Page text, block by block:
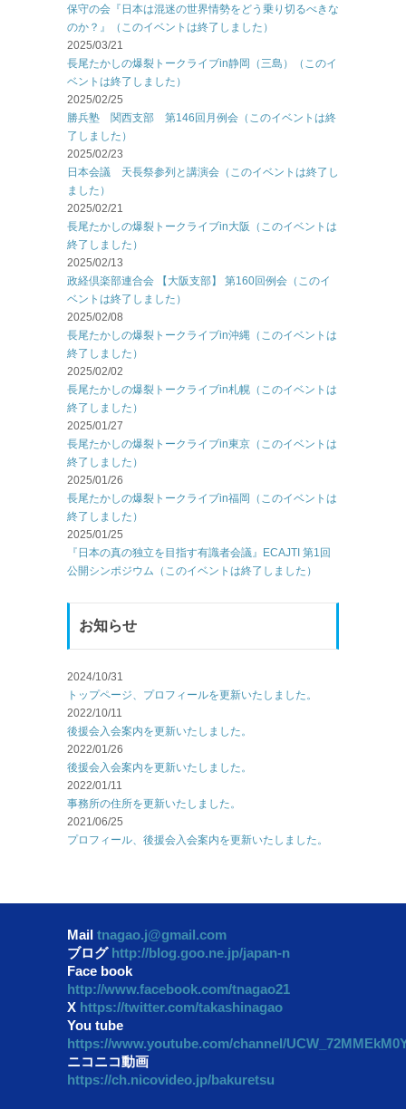
保守の会『日本は混迷の世界情勢をどう乗り切るべきな
のか？』（このイベントは終了しました）
2025/03/21
長尾たかしの爆裂トークライブin静岡（三島）（このイ
ベントは終了しました）
2025/02/25
勝兵塾 関西支部 第146回月例会（このイベントは終
了しました）
2025/02/23
日本会議 天長祭参列と講演会（このイベントは終了し
ました）
2025/02/21
長尾たかしの爆裂トークライブin大阪（このイベントは
終了しました）
2025/02/13
政経倶楽部連合会 【大阪支部】 第160回例会（このイ
ベントは終了しました）
2025/02/08
長尾たかしの爆裂トークライブin沖縄（このイベントは
終了しました）
2025/02/02
長尾たかしの爆裂トークライブin札幌（このイベントは
終了しました）
2025/01/27
長尾たかしの爆裂トークライブin東京（このイベントは
終了しました）
2025/01/26
長尾たかしの爆裂トークライブin福岡（このイベントは
終了しました）
2025/01/25
『日本の真の独立を目指す有識者会議』ECAJTI 第1回
公開シンポジウム（このイベントは終了しました）
お知らせ
2024/10/31
トップページ、プロフィールを更新いたしました。
2022/10/11
後援会入会案内を更新いたしました。
2022/01/26
後援会入会案内を更新いたしました。
2022/01/11
事務所の住所を更新いたしました。
2021/06/25
プロフィール、後援会入会案内を更新いたしました。
Mail tnagao.j@gmail.com
ブログ http://blog.goo.ne.jp/japan-n
Face book
http://www.facebook.com/tnagao21
X https://twitter.com/takashinagao
You tube
https://www.youtube.com/channel/
ニコニコ動画
https://ch.nicovideo.jp/bakuretsu